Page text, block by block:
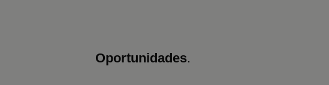
Oportunidades.